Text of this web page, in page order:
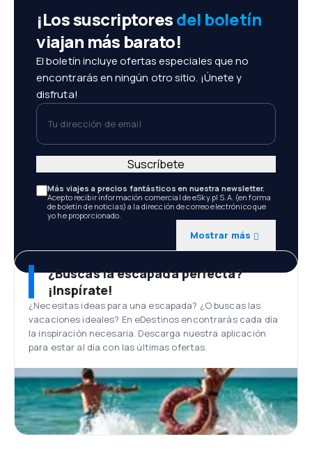
¡Los suscriptoresdel boletín
viajan más barato!
El boletín incluye ofertas especiales que no
encontrarás en ningún otro sitio. ¡Únete y
disfruta!
Tu dirección de email
Más viajes a precios fantásticos en nuestra newsletter.
Acepto recibir información comercial de eSky.pl S.A. (en forma
de boletín de noticias) a la dirección de correo electrónico que
yo he proporcionado.
Mostrar más
Suscríbete
¿Buscas la escapada perfecta?
¡Inspírate!
¿Necesitas ideas para una escapada? ¿O buscas las
vacaciones ideales? En eDestinos encontrarás cada día
la inspiración necesaria. Descarga nuestra aplicación
para estar al día con las últimas ofertas.